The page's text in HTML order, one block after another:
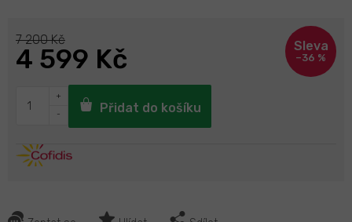
7 200 Kč
4 599 Kč –36 %
Přidat do košíku